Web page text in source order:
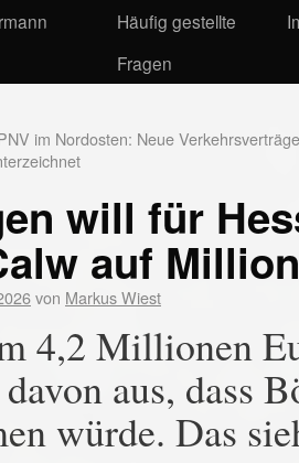
Häufig gestellte
Fragen
im Nordosten: Neue
will für
auf
von Markus Wiest
4,2 Millionen
aus, dass
würde. Das